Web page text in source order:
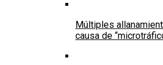
Múltiples
causa de